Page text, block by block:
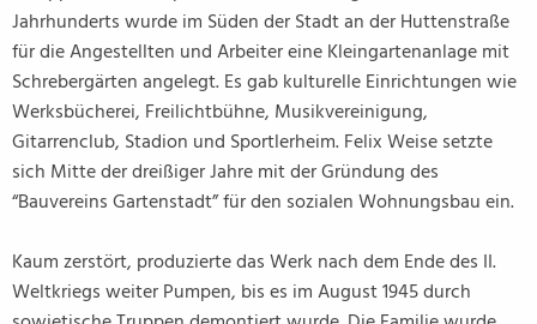
Jahrhunderts wurde im Süden der Stadt an der Huttenstraße
für die Angestellten und Arbeiter eine Kleingartenanlage mit
Schrebergärten angelegt. Es gab kulturelle Einrichtungen wie
Werksbücherei, Freilichtbühne, Musikvereinigung,
Gitarrenclub, Stadion und Sportlerheim. Felix Weise setzte
sich Mitte der dreißiger Jahre mit der Gründung des
“Bauvereins Gartenstadt” für den sozialen Wohnungsbau ein.
Kaum zerstört, produzierte das Werk nach dem Ende des II.
Weltkriegs weiter Pumpen, bis es im August 1945 durch